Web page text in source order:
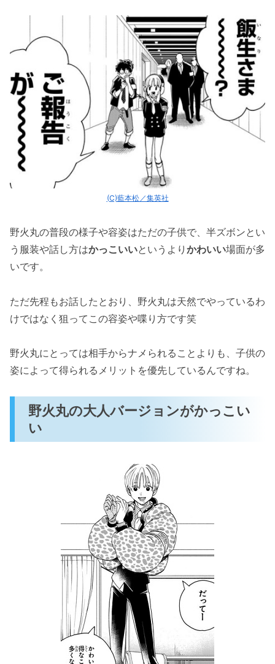
(C)藍本松／集英社
野火丸の普段の様子や容姿はただの子供で、半ズボンとい
う服装や話し方はかっこいいというより かわいい場面が多
いです。
ただ先程もお話したとおり、野火丸は天然でやっているわ
けではなく狙ってこの容姿や喋り方です笑
野火丸にとっては相手からナメられることよりも、子供の
姿によって得られるメリットを優先しているんですね。
野火丸の大人バージョンがかっこい
い